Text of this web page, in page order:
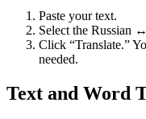
Paste your text.
Select the Russian
Click “Translate.”
needed.
Text and Word